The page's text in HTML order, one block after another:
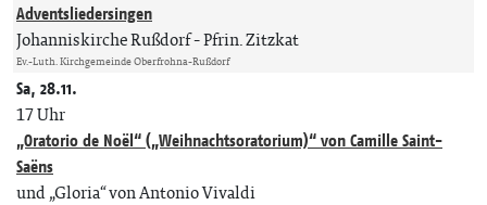
Adventsliedersingen
Johanniskirche Rußdorf Pfrin. Zitzkat
Ev.-Luth. Kirchgemeinde Oberfrohna-Rußdorf
Sa, 28.11.
17 Uhr
„Oratorio de Noël“ („Weihnachtsoratorium)“ von Camille Saint-
Saëns
und „Gloria“ von Antonio Vivaldi